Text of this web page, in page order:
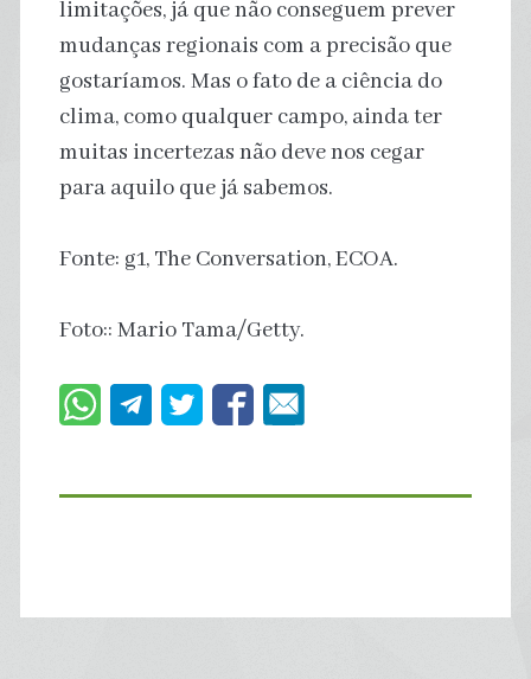
limitações, já que não conseguem prever
mudanças regionais com a precisão que
gostaríamos. Mas o fato de a ciência do
clima, como qualquer campo, ainda ter
muitas incertezas não deve nos cegar
para aquilo que já sabemos.
Fonte: g1, The Conversation, ECOA.
Foto:: Mario Tama/Getty.